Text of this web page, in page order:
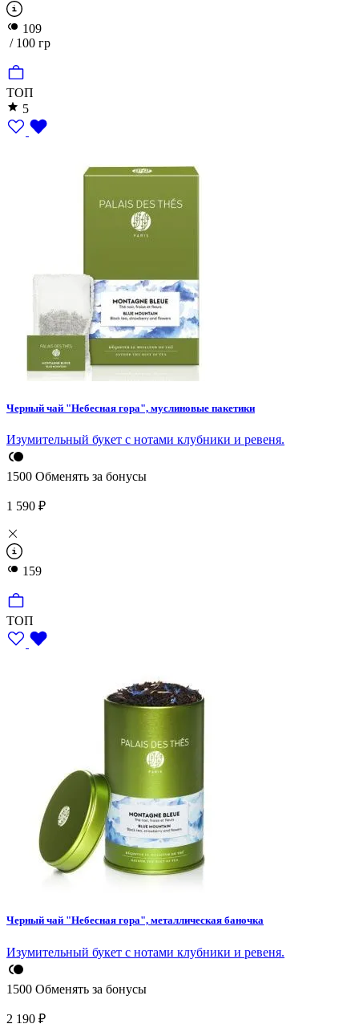
109
/ 100 гр
ТОП
5
Черный чай "Небесная гора", муслиновые пакетики
Изумительный букет с нотами клубники и ревеня.
1500 Обменять за бонусы
1 590 ₽
159
ТОП
Черный чай "Небесная гора", металлическая баночка
Изумительный букет с нотами клубники и ревеня.
1500 Обменять за бонусы
2 190 ₽